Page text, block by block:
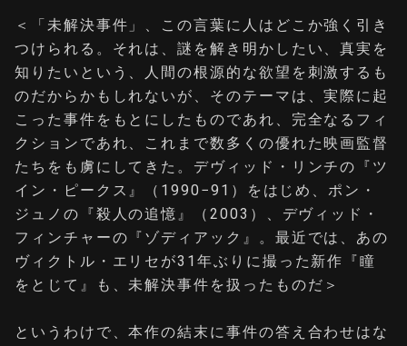
＜「未解決事件」、この言葉に人はどこか強く引き
つけられる。それは、謎を解き明かしたい、真実を
知りたいという、人間の根源的な欲望を刺激するも
のだからかもしれないが、そのテーマは、実際に起
こった事件をもとにしたものであれ、完全なるフィ
クションであれ、これまで数多くの優れた映画監督
たちをも虜にしてきた。デヴィッド・リンチの『ツ
イン・ピークス』（1990−91）をはじめ、ポン・
ジュノの『殺人の追憶』（2003）、デヴィッド・
フィンチャーの『ゾディアック』。最近では、あの
ヴィクトル・エリセが31年ぶりに撮った新作『瞳
をとじて』も、未解決事件を扱ったものだ＞
というわけで、本作の結末に事件の答え合わせはな